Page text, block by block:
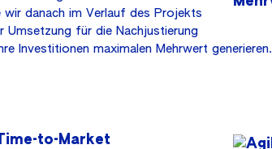
danach im Verlauf des Projekts
Umsetzung für die Nachjustierung
Investitionen maximalen Mehrwert generieren.
to-Market